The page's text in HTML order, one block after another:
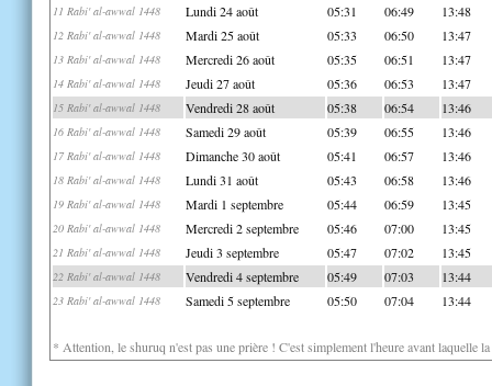
11 Rabi' al-awwal 1448 Lundi 24 août 05:31 06:49 13:48
12 Rabi' al-awwal 1448 Mardi 25 août 05:33 06:50 13:47
13 Rabi' al-awwal 1448 Mercredi 26 août 05:35 06:51 13:47
14 Rabi' al-awwal 1448 Jeudi 27 août 05:36 06:53 13:47
15 Rabi' al-awwal 1448 Vendredi 28 août 05:38 06:54 13:46
16 Rabi' al-awwal 1448 Samedi 29 août 05:39 06:55 13:46
17 Rabi' al-awwal 1448 Dimanche 30 août 05:41 06:57 13:46
18 Rabi' al-awwal 1448 Lundi 31 août 05:43 06:58 13:46
19 Rabi' al-awwal 1448 Mardi 1 septembre 05:44 06:59 13:45
20 Rabi' al-awwal 1448 Mercredi 2 septembre 05:46 07:00 13:45
21 Rabi' al-awwal 1448 Jeudi 3 septembre 05:47 07:02 13:45
22 Rabi' al-awwal 1448 Vendredi 4 septembre 05:49 07:03 13:44
23 Rabi' al-awwal 1448 Samedi 5 septembre 05:50 07:04 13:44
* Attention, le shuruq n'est pas une prière ! C'est simplement l'heure avant laquelle